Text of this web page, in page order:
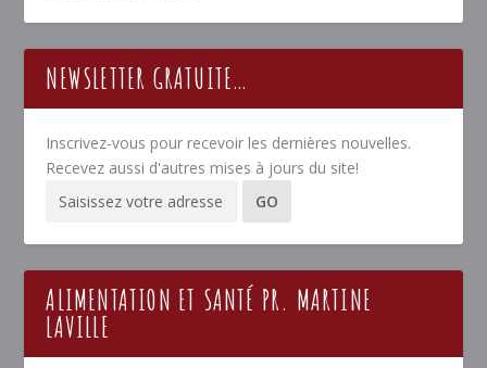
NEWSLETTER GRATUITE…
Inscrivez-vous pour recevoir les dernières nouvelles.
Recevez aussi d'autres mises à jours du site!
ALIMENTATION ET SANTÉ PR. MARTINE
LAVILLE